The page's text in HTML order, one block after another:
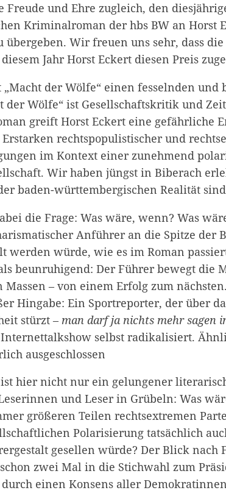
Freude und Ehre zugleich, den
Kriminalroman der hbs BW an Horst
übergeben. Wir freuen uns sehr, dass
Jahr Horst Eckert diesen Preis
„Macht der Wölfe“ einen fesselnden
der Wölfe“ ist Gesellschaftskritik und
greift Horst Eckert eine gefährliche
Erstarken rechtspopulistischer und
im Kontext einer zunehmend
Wir haben jüngst in Biberach
baden-württembergischen Realität
die Frage: Was wäre, wenn? Was
Anführer an die Spitze der
werden würde, wie es im Roman
beunruhigend: Der Führer bewegt die
Massen – von einem Erfolg zum
Hingabe: Ein Sportreporter, der über
stürzt – man darf ja nichts mehr sagen
selbst radikalisiert.
ausgeschlossen
ist hier nicht nur ein gelungener
und Leser in Grübeln: Was
größeren Teilen rechtsextremen
Polarisierung tatsächlich
gesellen würde? Der Blick nach
zwei Mal in die Stichwahl zum
einen Konsens aller